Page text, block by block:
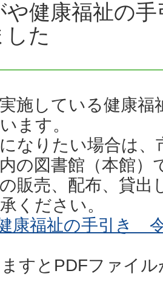
や健康福祉の
た
施している健康福
ます。
なりたい場合は、
の図書館（本館）
販売、配布、貸
ください。
康福祉の手引き
すとPDFファイ